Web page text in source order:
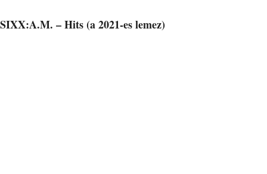
SIXX:A.M. – Hits (a 2021-es lemez)